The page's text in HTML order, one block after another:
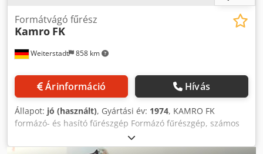
Weiterstadt 858 km
Formátvágó fűrész
Kamro FK
Árinformáció Hívás
Állapot: jó (használt), Gyártási év: 1974, KAMRO FK
formázó- és hasító fűrészgép Formázó fűrészgép, számos
tartozékkal Gyártási év: 1974 Fűrészlap maximális
átmérője: 400 mm (jelenleg egy 300 mm-es fűrészlap van